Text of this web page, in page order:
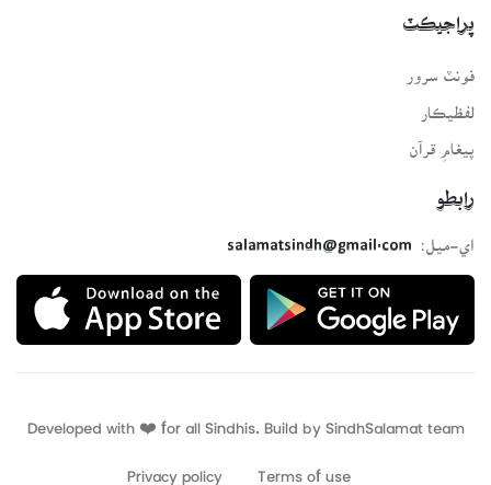
پراجيڪٽ
فونٽ سرور
لفظيڪار
پيغامِ قرآن
رابطو
اي-ميل:
salamatsindh@gmail.com
Developed with ❤️ for all Sindhis. Build by SindhSalamat
Terms of use
Privacy policy